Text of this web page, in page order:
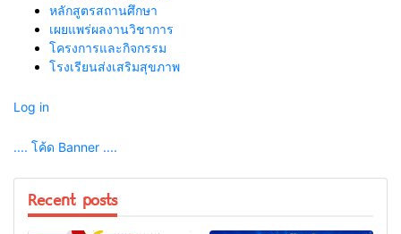
หลักสูตรสถานศึกษา
เผยแพร่ผลงานวิชาการ
โครงการและกิจกรรม
โรงเรียนส่งเสริมสุขภาพ
Log in
.... โค้ด Banner ....
Recent posts